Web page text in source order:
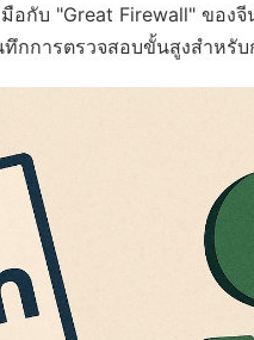
กับ "Great Firewall" ของ
ทึกการตรวจสอบขั้นสูงสำหรั